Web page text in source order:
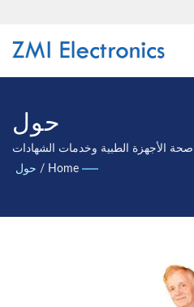
حول
الأجهزة الطبية وخدمات الشهادات
الدولية. Home
/ حول